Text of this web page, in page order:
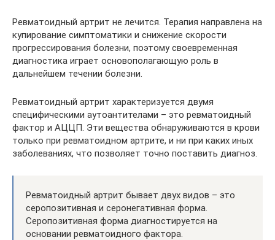
Ревматоидный артрит не лечится. Терапия направлена на
купирование симптоматики и снижение скорости
прогрессирования болезни, поэтому своевременная
диагностика играет основополагающую роль в
дальнейшем течении болезни.
Ревматоидный артрит характеризуется двумя
специфическими аутоантителами – это ревматоидный
фактор и АЦЦП. Эти вещества обнаруживаются в крови
только при ревматоидном артрите, и ни при каких иных
заболеваниях, что позволяет точно поставить диагноз.
Ревматоидный артрит бывает двух видов – это
серопозитивная и серонегативная форма.
Серопозитивная форма диагностируется на
основании ревматоидного фактора.